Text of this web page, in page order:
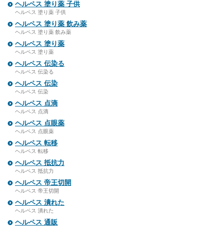
ヘルペス 塗り薬 子供
ヘルペス 塗り薬 子供
ヘルペス 塗り薬 飲み薬
ヘルペス 塗り薬 飲み薬
ヘルペス 塗り薬
ヘルペス 塗り薬
ヘルペス 伝染る
ヘルペス 伝染る
ヘルペス 伝染
ヘルペス 伝染
ヘルペス 点滴
ヘルペス 点滴
ヘルペス 点眼薬
ヘルペス 点眼薬
ヘルペス 転移
ヘルペス 転移
ヘルペス 抵抗力
ヘルペス 抵抗力
ヘルペス 帝王切開
ヘルペス 帝王切開
ヘルペス 潰れた
ヘルペス 潰れた
ヘルペス 通販